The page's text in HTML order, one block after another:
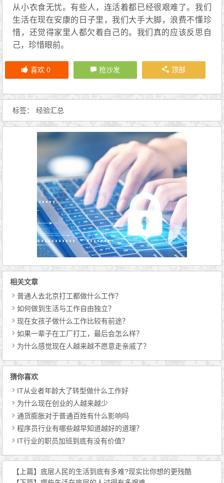
从小衣食无忧。有些人，连活着都已经很艰难了。我们
生活在现在安康的日子里，我们大手大脚，浪费不懂珍
惜，还觉得家里人都欠着自己的。我们真的‬应该反思自
己，珍惜‬眼前。
喜欢 0 抢沙发 顶部
标签： 经验汇总
相关文章
普通人去北京打工都做什么工作？
如何做到生活与工作自由独立？
现在女孩子做什么工作比较有前途？
如果一辈子在工厂打工，最后会怎么样？
为什么感觉现在人越来越不愿意走亲戚了？
猜你喜欢
IT从业者年龄大了转型做什么工作好
为什么现在创业的人越来越少
通货膨胀对于普通百姓有什么影响吗
程序员行业有哪些越早知道越好的道理？
IT行业的职员加班到底有没有价值？
【上篇】 底层人民的生活到底有多难?现实比你想的更残酷